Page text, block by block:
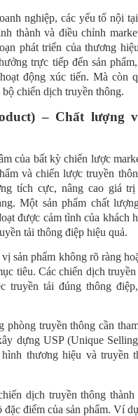
nghiệp, các yếu tố nội
thành và điều chỉnh
phát triển của thương
trực tiếp đến sản
động xúc tiến. Mà còn
chiến dịch truyền thông.
– Chất lượng
của bất kỳ chiến lược
và chiến lược truyền
tích cực, nâng cao giá trị
Một sản phẩm chất
được cảm tình của khách
tải thông điệp hiệu quả.
sản phẩm không rõ ràng
tiêu. Các chiến dịch truyền
truyền tải đúng thông
phòng truyền thông cần
dựng USP (Unique
thương hiệu và truyền
dịch truyền thông
đặc điểm của sản phẩm. Ví